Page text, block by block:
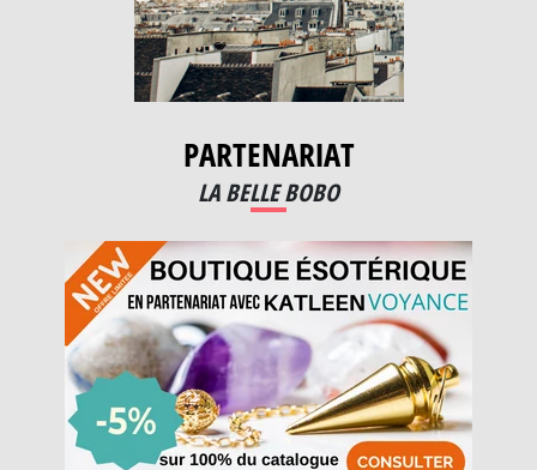
PARTENARIAT
LA BELLE BOBO